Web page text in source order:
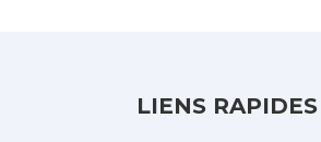
LIENS RAPIDES